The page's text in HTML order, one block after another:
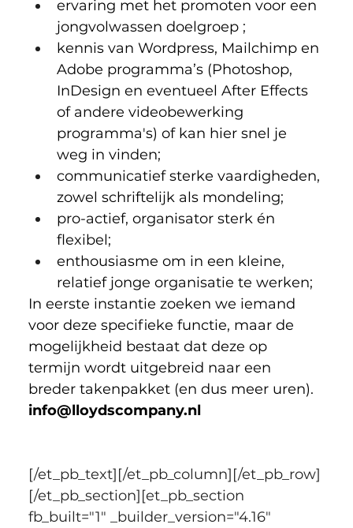
ervaring met het promoten voor een
jongvolwassen doelgroep ;
kennis van Wordpress, Mailchimp en
Adobe programma’s (Photoshop,
InDesign en eventueel After Effects
of andere videobewerking
programma's) of kan hier snel je
weg in vinden;
communicatief sterke vaardigheden,
zowel schriftelijk als mondeling;
pro-actief, organisator sterk én
flexibel;
enthousiasme om in een kleine,
relatief jonge organisatie te werken;
In eerste instantie zoeken we iemand
voor deze specifieke functie, maar de
mogelijkheid bestaat dat deze op
termijn wordt uitgebreid naar een
breder takenpakket (en dus meer uren).
info@lloydscompany.nl
[/et_pb_text][/et_pb_column][/et_pb_row]
[/et_pb_section][et_pb_section
fb_built="1" _builder_version="4.16"